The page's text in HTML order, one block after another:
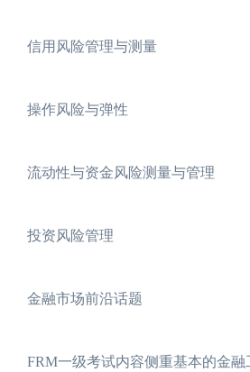
信用风险管理与测量
操作风险与弹性
流动性与资金风险测量与管理
投资风险管理
金融市场前沿话题
FRM一级考试内容侧重基本的金